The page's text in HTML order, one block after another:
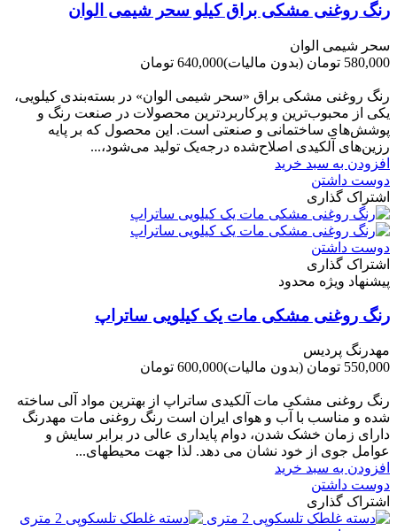
رنگ روغنی مشکی براق کیلو سحر شیمی الوان
سحر شیمی الوان
580,000 تومان
(بدون مالیات)640,000 تومان
رنگ روغنی مشکی براق «سحر شیمی الوان» در بسته‌بندی کیلویی،
یکی از محبوب‌ترین و پرکاربردترین محصولات در صنعت رنگ و
پوشش‌های ساختمانی و صنعتی است. این محصول که بر پایه
رزین‌های آلکیدی اصلاح‌شده درجه‌یک تولید می‌شود،...
افزودن به سبد خرید
دوست داشتن
اشتراک گذاری
دوست داشتن
اشتراک گذاری
پیشنهاد ویژه محدود
رنگ روغنی مشکی مات یک کیلویی ساتراپ
مهدرنگ پردیس
550,000 تومان
(بدون مالیات)600,000 تومان
رنگ روغنی مشکی مات آلکیدی ساتراپ از بهترین مواد آلی ساخته
شده و مناسب با آب و هوای ایران است رنگ روغنی مات مهدرنگ
دارای زﻣﺎن ﺧﺸﮏ ﺷﺪن، دوام ﭘﺎﯾﺪاری عالی در ﺑﺮاﺑﺮ ﺳﺎﯾﺶ و
ﻋﻮاﻣﻞ ﺟﻮی از ﺧﻮد ﻧﺸﺎن ﻣﯽ دﻫﺪ. ﻟﺬا ﺟﻬﺖ ﻣﺤﯿﻄ‌‌ﻬﺎی...
افزودن به سبد خرید
دوست داشتن
اشتراک گذاری